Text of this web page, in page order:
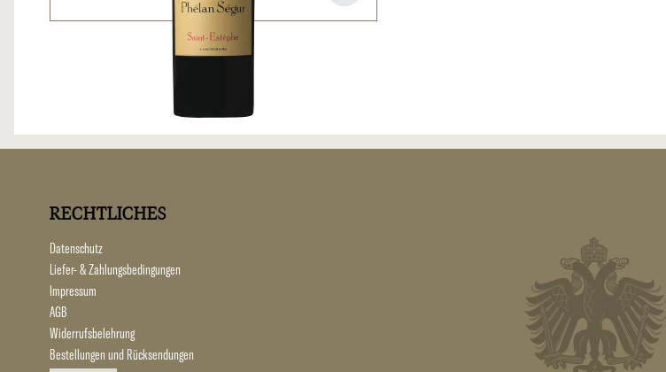
RECHTLICHES
Datenschutz
Liefer- & Zahlungsbedingungen
Impressum
AGB
Widerrufsbelehrung
Bestellungen und Rücksendungen